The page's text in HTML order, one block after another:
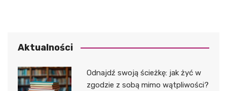
Aktualności
Odnajdź swoją ścieżkę: jak żyć w
zgodzie z sobą mimo wątpliwości?